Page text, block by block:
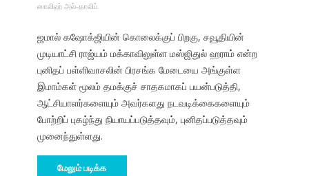
ஸாலிஹ் அல்-தாலிப்
ஜமால் கஷோக்ஜியின் கொலைக்குப் பிறகு, சவூதியின்
முடியாட்சி ராஜ்யம் மக்காவிலுள்ள மஸ்ஜிதுல் ஹராம் என்ற
புனிதப் பள்ளிவாசலின் பிரசங்க மேடையை அங்குள்ள
இமாம்கள் மூலம் தமக்குச் சாதகமாகப் பயன்படுத்தி,
ஆட்சியாளர்களையும் அவர்களது நடவடிக்கைகளையும்
போற்றிப் புகழ்ந்து நியாயப்படுத்தவும், புனிதப்படுத்தவும்
முனைந்துள்ளது.
மேலும் படிக்க